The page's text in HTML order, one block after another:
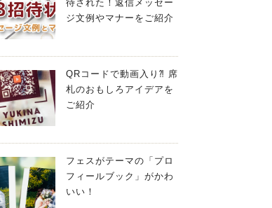
待された！返信メッセー
ジ文例やマナーをご紹介
QRコードで動画入り⁈ 席
札のおもしろアイデアを
ご紹介
フェスがテーマの「プロ
フィールブック」がかわ
いい！